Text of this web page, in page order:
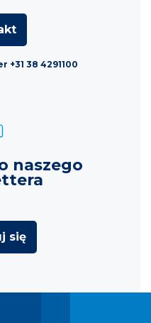
+31 38 4291100
naszego
się